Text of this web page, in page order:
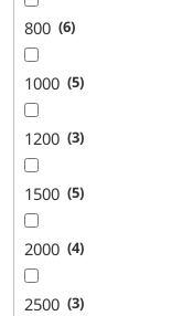
800 6
1000 5
1200 3
1500 5
2000 4
2500 3